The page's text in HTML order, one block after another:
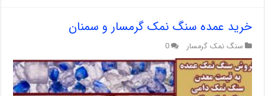
خرید عمده سنگ نمک گرمسار و سمنان
سنگ نمک گرمسار 0